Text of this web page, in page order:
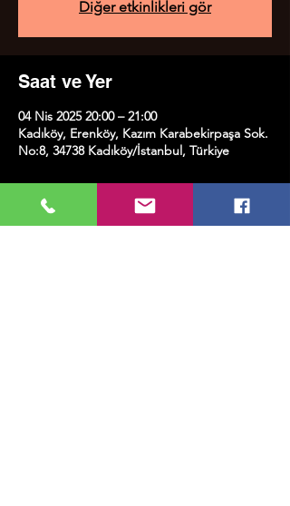
Diğer etkinlikleri gör
Saat ve Yer
04 Nis 2025 20:00 – 21:00
Kadıköy, Erenköy, Kazım Karabekirpaşa Sok.
No:8, 34738 Kadıköy/İstanbul, Türkiye
Etkinlik hakkında